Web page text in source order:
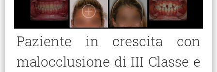
Paziente in crescita con
malocclusione di III Classe e